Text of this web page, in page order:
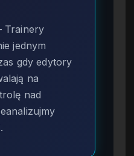
jednym
gdy edytory
na
nad